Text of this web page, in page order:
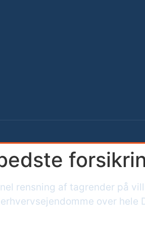
rensning af tagrender på
erhvervsejendomme over hele